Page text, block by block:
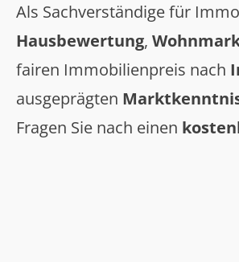
Als Sachverständige für
Hausbewertung,
fairen Immobilienpreis nach
ausgeprägten
Fragen Sie nach einen